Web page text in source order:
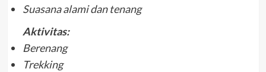
Suasana alami dan tenang
Aktivitas:
Berenang
Trekking